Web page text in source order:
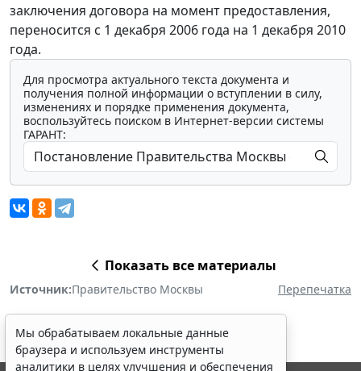
заключения договора на момент предоставления,
переносится с 1 декабря 2006 года на 1 декабря 2010
года.
Для просмотра актуального текста документа и
получения полной информации о вступлении в силу,
изменениях и порядке применения документа,
воспользуйтесь поиском в Интернет-версии системы
ГАРАНТ:
Показать все материалы
Источник:Правительство Москвы Перепечатка
Мы обрабатываем локальные данные
браузера и используем инструменты
аналитики в целях улучшения и обеспечения